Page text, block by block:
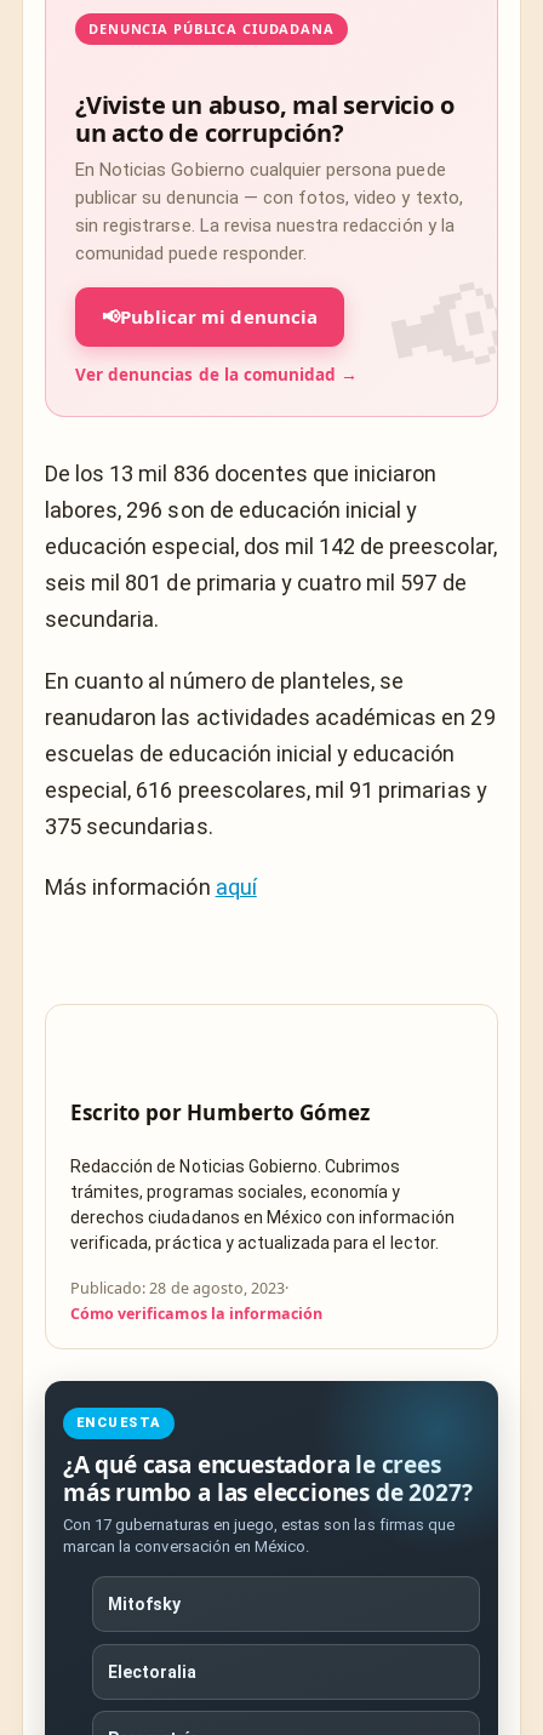
DENUNCIA PÚBLICA CIUDADANA
¿Viviste un abuso, mal servicio o
un acto de corrupción?
En Noticias Gobierno cualquier persona puede
publicar su denuncia — con fotos, video y texto,
sin registrarse. La revisa nuestra redacción y la
comunidad puede responder.
📢Publicar mi denuncia
Ver denuncias de la comunidad →
De los 13 mil 836 docentes que iniciaron
labores, 296 son de educación inicial y
educación especial, dos mil 142 de preescolar,
seis mil 801 de primaria y cuatro mil 597 de
secundaria.
En cuanto al número de planteles, se
reanudaron las actividades académicas en 29
escuelas de educación inicial y educación
especial, 616 preescolares, mil 91 primarias y
375 secundarias.
Más información aquí
Escrito por Humberto Gómez
Redacción de Noticias Gobierno. Cubrimos
trámites, programas sociales, economía y
derechos ciudadanos en México con información
verificada, práctica y actualizada para el lector.
Publicado: 28 de agosto, 2023·
Cómo verificamos la información
ENCUESTA
¿A qué casa encuestadora le crees
más rumbo a las elecciones de 2027?
Con 17 gubernaturas en juego, estas son las firmas que
marcan la conversación en México.
Mitofsky
Electoralia